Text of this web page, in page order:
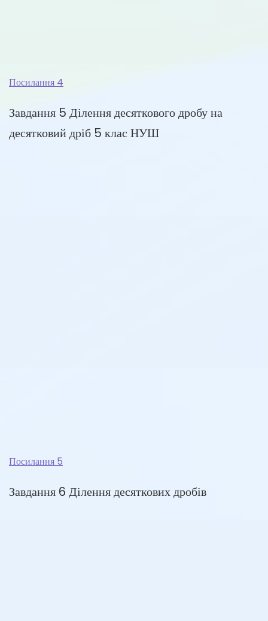
Посилання 4
Завдання 5 Ділення десяткового дробу на
десятковий дріб 5 клас НУШ
Посилання 5
Завдання 6 Ділення десяткових дробів